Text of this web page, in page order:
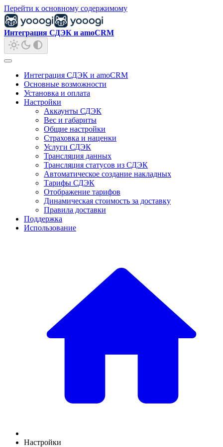
Перейти к основному содержимому
Интеграция СДЭК и amoCRM
Интеграция СДЭК и amoCRM
Основные возможности
Установка и оплата
Настройки
Аккаунты СДЭК
Вес и габариты
Общие настройки
Страховка и наценки
Услуги СДЭК
Трансляция данных
Трансляция статусов из СДЭК
Автоматическое создание накладных
Тарифы СДЭК
Отображение тарифов
Динамическая стоимость за доставку
Правила доставки
Поддержка
Использование
Настройки